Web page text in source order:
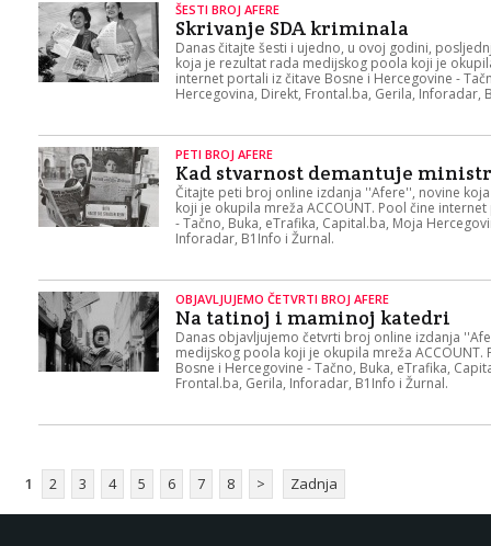
ŠESTI BROJ AFERE
Skrivanje SDA kriminala
Danas čitajte šesti i ujedno, u ovoj godini,
koja je rezultat rada medijskog poola koji je
internet portali iz čitave Bosne i Hercegovine -
Hercegovina, Direkt, Frontal.ba, Gerila, Inforadar,
PETI BROJ AFERE
Kad stvarnost demantuje
Čitajte peti broj online izdanja ''Afere'', novine
koji je okupila mreža ACCOUNT. Pool čine
- Tačno, Buka, eTrafika, Capital.ba, Moja
Inforadar, B1Info i Žurnal.
OBJAVLJUJEMO ČETVRTI BROJ AFERE
Na tatinoj i maminoj katedri
Danas objavljujemo četvrti broj online izdanja
medijskog poola koji je okupila mreža
Bosne i Hercegovine - Tačno, Buka, eTrafika,
Frontal.ba, Gerila, Inforadar, B1Info i Žurnal.
1 2 3 4 5 6 7 8 > Zadnja